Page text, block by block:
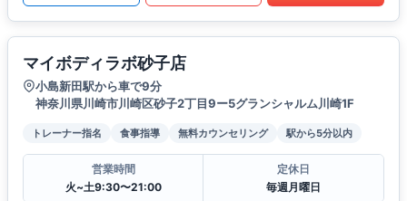
マイボディラボ砂子店
小島新田駅から車で9分
神奈川県川崎市川崎区砂子2丁目9ー5グランシャルム川崎1F
トレーナー指名 食事指導 無料カウンセリング 駅から5分以内
営業時間
火~土9:30〜21:00
定休日
毎週月曜日